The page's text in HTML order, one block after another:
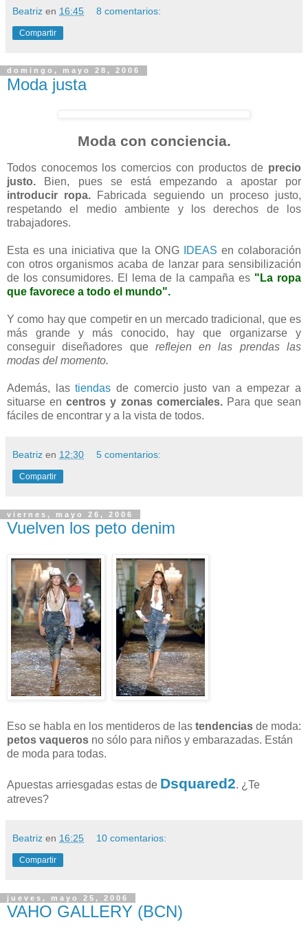
Beatriz en 16:45 8 comentarios:
Compartir
domingo, mayo 28, 2006
Moda justa
Moda con conciencia.
Todos conocemos los comercios con productos de precio
justo. Bien, pues se está empezando a apostar por
introducir ropa. Fabricada seguiendo un proceso justo,
respetando el medio ambiente y los derechos de los
trabajadores.
Esta es una iniciativa que la ONG IDEAS en colaboración
con otros organismos acaba de lanzar para sensibilización
de los consumidores. El lema de la campaña es "La ropa
que favorece a todo el mundo".
Y como hay que competir en un mercado tradicional, que es
más grande y más conocido, hay que organizarse y
conseguir diseñadores que reflejen en las prendas las
modas del momento.
Además, lastiendas de comercio justo van a empezar a
situarse encentros y zonas comerciales.Para que sean
fáciles de encontrar y a la vista de todos.
Beatriz en 12:30 5 comentarios:
Compartir
viernes, mayo 26, 2006
Vuelven los peto denim
Eso se habla en los mentideros de las tendencias de moda:
petos vaqueros no sólo para niños y embarazadas. Están
de moda para todas.
Apuestas arriesgadas estas de Dsquared2. ¿Te
atreves?
Beatriz en 16:25 10 comentarios:
Compartir
jueves, mayo 25, 2006
VAHO GALLERY (BCN)